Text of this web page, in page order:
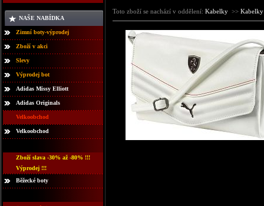
NAŠE NABÍDKA
Zimní boty-výprodej
Zboží v akci
Slevy
Výprodej bot
Adidas Missy Elliott
Adidas Originals
Velkoobchod
Velkoobchod
Zboží slava -30% až -80% !!!
Výprodej !!!
Běžecké boty
Toto zboží se nachází v oddělení: Kabelky >>